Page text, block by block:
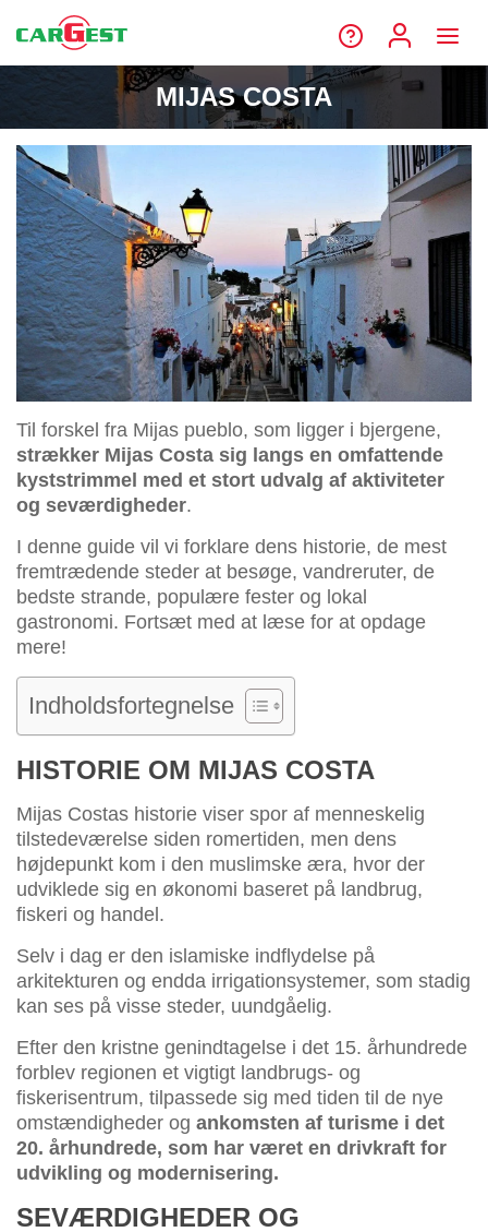
MIJAS COSTA
Til forskel fra Mijas pueblo, som ligger i bjergene,
strækker Mijas Costa sig langs en omfattende
kyststrimmel med et stort udvalg af aktiviteter
og seværdigheder.
I denne guide vil vi forklare dens historie, de mest
fremtrædende steder at besøge, vandreruter, de
bedste strande, populære fester og lokal
gastronomi. Fortsæt med at læse for at opdage
mere!
Indholdsfortegnelse
HISTORIE OM MIJAS COSTA
Mijas Costas historie viser spor af menneskelig
tilstedeværelse siden romertiden, men dens
højdepunkt kom i den muslimske æra, hvor der
udviklede sig en økonomi baseret på landbrug,
fiskeri og handel.
Selv i dag er den islamiske indflydelse på
arkitekturen og endda irrigationsystemer, som stadig
kan ses på visse steder, uundgåelig.
Efter den kristne genindtagelse i det 15. århundrede
forblev regionen et vigtigt landbrugs- og
fiskerisentrum, tilpassede sig med tiden til de nye
omstændigheder og ankomsten af turisme i det
20. århundrede, som har været en drivkraft for
udvikling og modernisering.
SEVÆRDIGHEDER OG